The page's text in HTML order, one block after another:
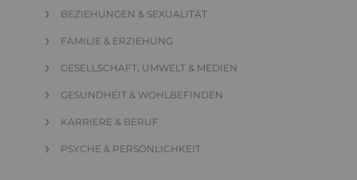
BEZIEHUNGEN & SEXUALITÄT
FAMILIE & ERZIEHUNG
GESELLSCHAFT, UMWELT & MEDIEN
GESUNDHEIT & WOHLBEFINDEN
KARRIERE & BERUF
PSYCHE & PERSÖNLICHKEIT